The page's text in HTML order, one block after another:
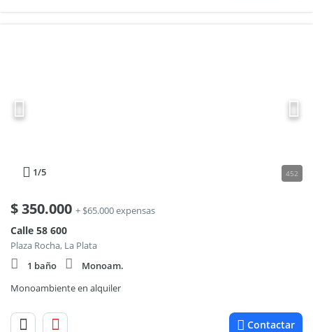
1/5 452
$350.000 + $65.000 expensas
Calle 58 600
Plaza Rocha, La Plata
1 baño
Monoam.
Monoambiente en alquiler
Contactar